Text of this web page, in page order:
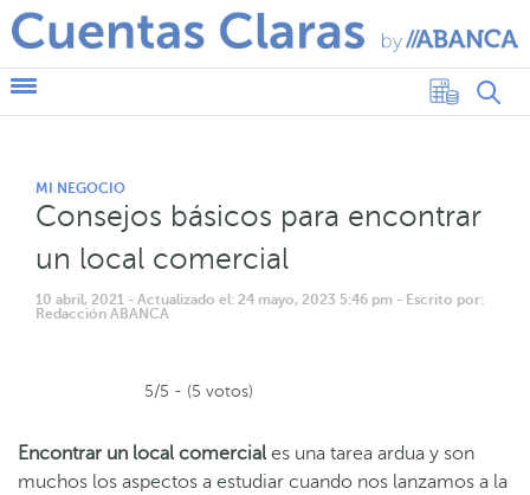
MI NEGOCIO
Consejos básicos para encontrar
un local comercial
10 abril, 2021 - Actualizado el: 24 mayo, 2023 5:46 pm - Escrito por:
Redacción ABANCA
5/5 - (5 votos)
Encontrar un local comerciales una tarea ardua y son
muchos los aspectos a estudiar cuando nos lanzamos a la